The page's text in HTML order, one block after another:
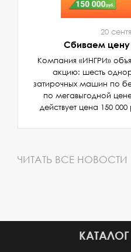
20
Сбиваем цену
Компания «ИНГРИ»
акцию: шесть
затирочных машин по
по мегавыгодной
действует цена 150
ЧИТАТЬ ВСЕ НОВОСТИ